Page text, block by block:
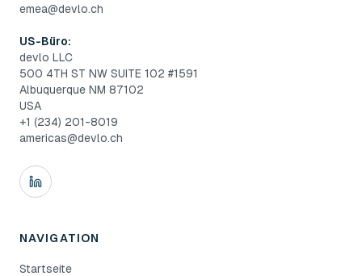
emea@devlo.ch
US-Büro:
devlo LLC
500 4TH ST NW SUITE 102 #1591
Albuquerque NM 87102
USA
+1 (234) 201-8019
americas@devlo.ch
NAVIGATION
Startseite